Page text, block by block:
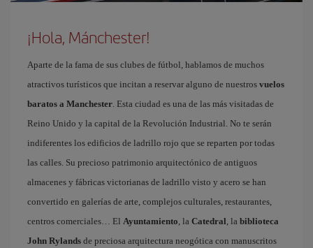
¡Hola, Mánchester!
Aparte de la fama de sus clubes de fútbol, hablamos de muchos
atractivos turísticos que incitan a reservar alguno de nuestros vuelos
baratos a Manchester. Esta ciudad es una de las más visitadas de
Reino Unido y la capital de la Revolución Industrial. No te serán
indiferentes los edificios de ladrillo rojo que se reparten por todas
las calles. Su precioso patrimonio arquitectónico de antiguos
almacenes y fábricas victorianas de ladrillo visto y acero se han
convertido en galerías de arte, complejos culturales, restaurantes,
centros comerciales… El Ayuntamiento, la Catedral, la biblioteca
John Rylands de preciosa arquitectura neogótica con manuscritos